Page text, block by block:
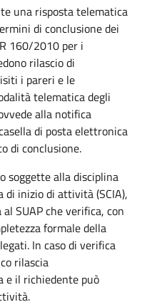
una risposta telematica
di conclusione dei
160/2010 per i
rilascio di
i pareri e le
telematica degli
alla notifica
di posta elettronica
di conclusione.
soggette alla disciplina
di inizio di attività (SCIA),
SUAP che verifica, con
formale della
In caso di verifica
rilascia
e il richiedente può